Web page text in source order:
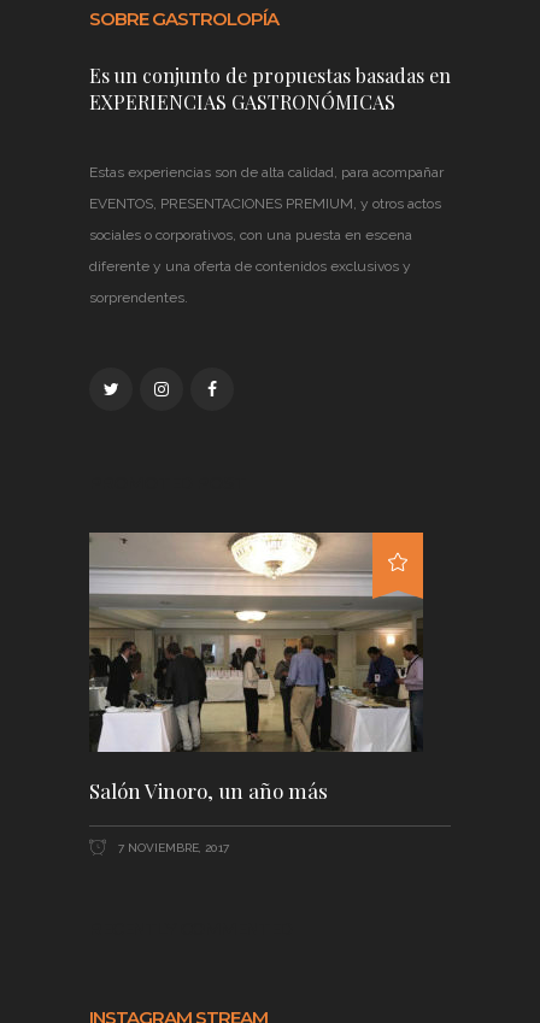
SOBRE GASTROLOPÍA
Es un conjunto de propuestas basadas en
EXPERIENCIAS GASTRONÓMICAS
Estas experiencias son de alta calidad, para acompañar
EVENTOS, PRESENTACIONES PREMIUM, y otros actos
sociales o corporativos, con una puesta en escena
diferente y una oferta de contenidos exclusivos y
sorprendentes.
Salón Vinoro, un año más
7 NOVIEMBRE, 2017
INSTAGRAM STREAM